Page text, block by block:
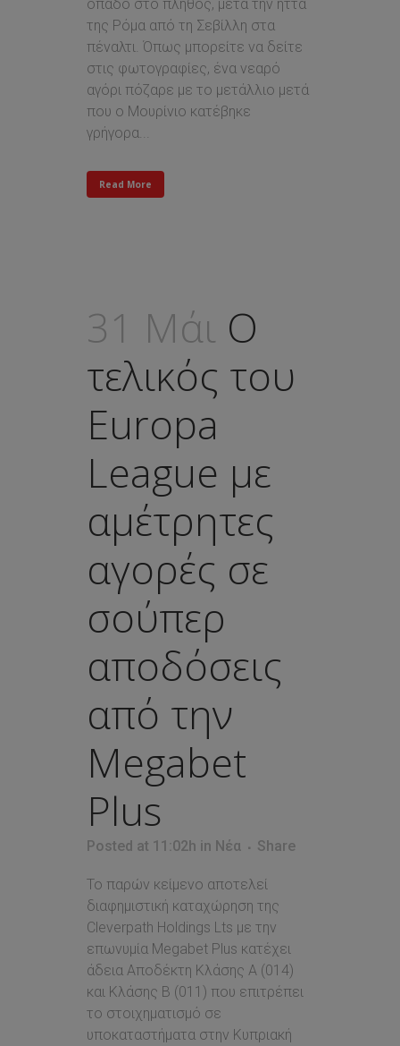
οπαδό στο πλήθος, μετά την ήττα
της Ρόμα από τη Σεβίλλη στα
πέναλτι. Όπως μπορείτε να δείτε
στις φωτογραφίες, ένα νεαρό
αγόρι πόζαρε με το μετάλλιο μετά
που ο Μουρίνιο κατέβηκε
γρήγορα...
Read More
31 Μάι O
τελικός του
Europa
League με
αμέτρητες
αγορές σε
σούπερ
αποδόσεις
από την
Megabet
Plus
Posted at 11:02h in Νέα Share
Το παρών κείμενο αποτελεί
διαφημιστική καταχώρηση της
Cleverpath Holdings Lts με την
επωνυμία Megabet Plus κατέχει
άδεια Αποδέκτη Κλάσης Α (014)
και Κλάσης Β (011) που επιτρέπει
τo στοιχηματισμό σε
υποκαταστήματα στην Κυπριακή